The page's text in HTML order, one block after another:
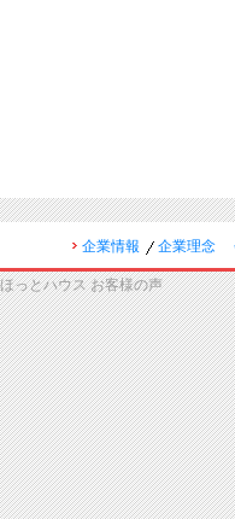
企業情報 企業理念
ほっとハウス お客様の声